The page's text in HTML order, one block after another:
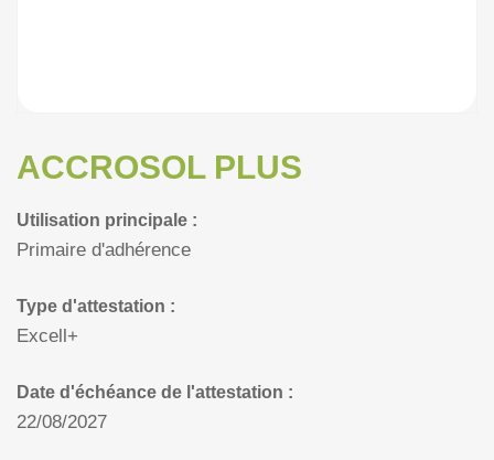
ACCROSOL PLUS
Utilisation principale :
Primaire d'adhérence
Type d'attestation :
Excell+
Date d'échéance de l'attestation :
22/08/2027